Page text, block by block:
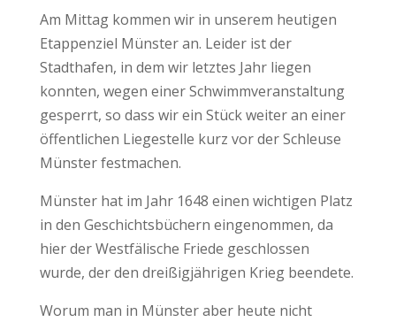
Am Mittag kommen wir in unserem heutigen
Etappenziel Münster an. Leider ist der
Stadthafen, in dem wir letztes Jahr liegen
konnten, wegen einer Schwimmveranstaltung
gesperrt, so dass wir ein Stück weiter an einer
öffentlichen Liegestelle kurz vor der Schleuse
Münster festmachen.
Münster hat im Jahr 1648 einen wichtigen Platz
in den Geschichtsbüchern eingenommen, da
hier der Westfälische Friede geschlossen
wurde, der den dreißigjährigen Krieg beendete.
Worum man in Münster aber heute nicht